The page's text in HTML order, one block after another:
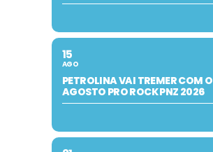
15
AGO
PETROLINA VAI TREMER COM O
AGOSTO PRO ROCK PNZ 2026